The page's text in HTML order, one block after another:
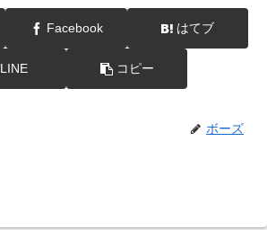
Facebook はてブ
LINE コピー
ボーズ